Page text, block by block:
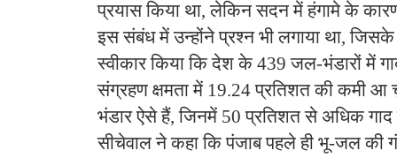
प्रयास किया था, लेकिन सदन में हंगामे के
इस संबंध में उन्होंने प्रश्न भी लगाया था,
स्वीकार किया कि देश के 439 जल-भंडारों में
संग्रहण क्षमता में 19.24 प्रतिशत की कमी
भंडार ऐसे हैं, जिनमें 50 प्रतिशत से अधिक
सीचेवाल ने कहा कि पंजाब पहले ही भू-जल की